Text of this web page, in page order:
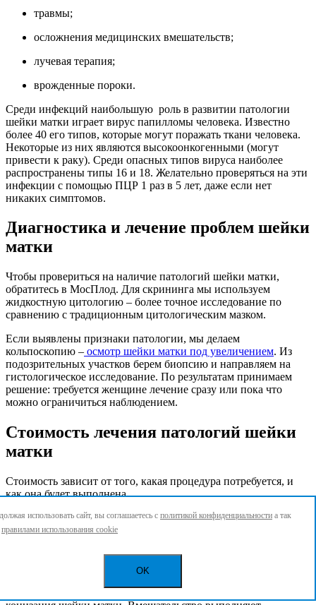
травмы;
осложнения медицинских вмешательств;
лучевая терапия;
врожденные пороки.
Среди инфекций наибольшую роль в развитии патологии
шейки матки играет вирус папилломы человека. Известно
более 40 его типов, которые могут поражать ткани человека.
Некоторые из них являются высокоонкогенными (могут
привести к раку). Среди опасных типов вируса наиболее
распространены типы 16 и 18. Желательно проверяться на эти
инфекции с помощью ПЦР 1 раз в 5 лет, даже если нет
никаких симптомов.
Диагностика и лечение проблем шейки
матки
Чтобы провериться на наличие патологий шейки матки,
обратитесь в МосПлод. Для скрининга мы используем
жидкостную цитологию – более точное исследование по
сравнению с традиционным цитологическим мазком.
Если выявлены признаки патологии, мы делаем
кольпоскопию – осмотр шейки матки под увеличением. Из
подозрительных участков берем биопсию и направляем на
гистологическое исследование. По результатам принимаем
решение: требуется женщине лечение сразу или пока что
можно ограничиться наблюдением.
Стоимость лечения патологий шейки
матки
Стоимость зависит от того, какая процедура потребуется, и
как она будет выполнена.
Например при воспалении шейки матки лечение проводится с
помощью медицинских препаратов. Никакие инвазивные
При предраковых процессах лечение может быть
использовать сайт, вы соглашаетесь с политикой конфиденциальности а так
правилами использования cookie
OK